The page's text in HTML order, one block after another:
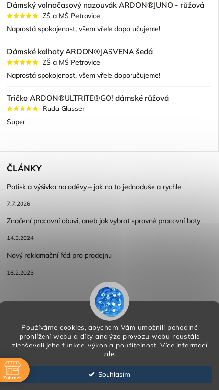
Používáme cookies, abychom Vám umožnili pohodlné
prohlížení webu a díky analýze provozu webu neustále
zlepšovali jeho funkce, výkon a použitelnost. Více informací
zde.
Souhlasím
Dámský volnočasový nazouvák ARDON®JUNO - růžová
ZŠ a MŠ Petrovice
Naprostá spokojenost, všem vřele doporučujeme!
Dámské kalhoty ARDON®JASVENA šedá
ZŠ a MŠ Petrovice
Naprostá spokojenost, všem vřele doporučujeme!
Tričko ARDON®ULTRITE®GO! dámské růžová
Ruda Glasser
Super
ČLÁNKY
Potisk a výšivka na oděvy – jak na to jednoduše a rychle
7.7.2026
Značení pracovní obuvi, aneb jak vybrat spravné pracovní boty
14.3.2024
Nový reklamační řád pro prodejnu
16.2.2023
Reklamace a vracení zboží
Podmínky ochrany osobních údajů
Copyright 2026 HORA PP s.r.o.
Shoptet | Design
Zobrazit